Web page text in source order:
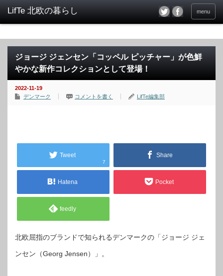
menu
ジョージ ジェンセン「コッペル ピッチャー」が色鮮
やかな新作コレクションとして登場！
2022-11-19
デンマーク
コメントを書く LifTe編集部
Tweet
7
Share
Hatena Pocket
feedly
北欧屈指のブランドで知られるデンマークの「ジョージ ジェ
ンセン（Georg Jensen）」。